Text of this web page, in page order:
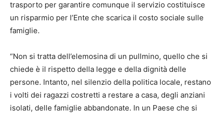
trasporto per garantire comunque il servizio costituisce
un risparmio per l’Ente che scarica il costo sociale sulle
famiglie.
“Non si tratta dell’elemosina di un pullmino, quello che si
chiede è il rispetto della legge e della dignità delle
persone. Intanto, nel silenzio della politica locale, restano
i volti dei ragazzi costretti a restare a casa, degli anziani
isolati, delle famiglie abbandonate. In un Paese che si